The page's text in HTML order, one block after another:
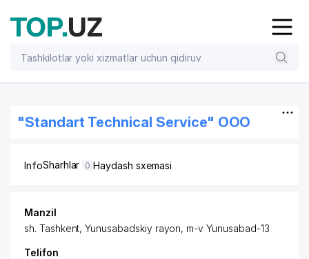
"Standart Technical Service" OOO
InfoSharhlar 0 Haydash sxemasi
Manzil
sh. Tashkent,Yunusabadskiy rayon, m-v Yunusabad-13
Telifon